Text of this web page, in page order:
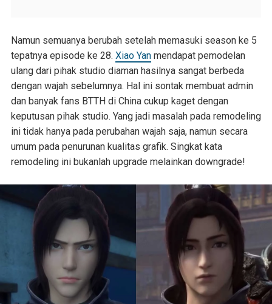
Namun semuanya berubah setelah memasuki season ke 5
tepatnya episode ke 28. Xiao Yanmendapat pemodelan
ulang dari pihak studio diaman hasilnya sangat berbeda
dengan wajah sebelumnya. Hal ini sontak membuat admin
dan banyak fans BTTH di China cukup kaget dengan
keputusan pihak studio. Yang jadi masalah pada remodeling
ini tidak hanya pada perubahan wajah saja, namun secara
umum pada penurunan kualitas grafik. Singkat kata
remodeling ini bukanlah upgrade melainkan downgrade!